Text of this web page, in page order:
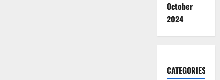
October
2024
CATEGORIES